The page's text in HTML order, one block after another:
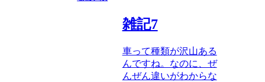
雑記7
車って種類が沢山ある
んですね。なのに、ぜ
んぜん違いがわからな